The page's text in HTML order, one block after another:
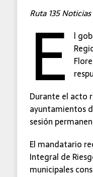
Ruta 135 Noticias
E
l
Durante el acto
ayuntamientos
sesión
El mandatario
Integral de
municipales